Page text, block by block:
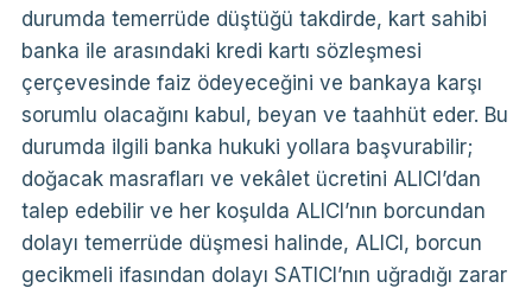
durumda temerrüde düştüğü takdirde, kart sahibi
banka ile arasındaki kredi kartı sözleşmesi
çerçevesinde faiz ödeyeceğini ve bankaya karşı
sorumlu olacağını kabul, beyan ve taahhüt eder. Bu
durumda ilgili banka hukuki yollara başvurabilir;
doğacak masrafları ve vekâlet ücretini ALICI’dan
talep edebilir ve her koşulda ALICI’nın borcundan
dolayı temerrüde düşmesi halinde, ALICI, borcun
gecikmeli ifasından dolayı SATICI’nın uğradığı zarar